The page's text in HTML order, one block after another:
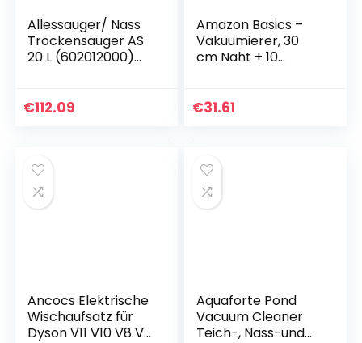
Allessauger/ Nass
Trockensauger AS
20 L (602012000)
starker
€112.09
Amazon Basics –
Vakuumierer, 30
cm Naht + 10
€31.61
Ancocs Elektrische
Wischaufsatz für
Dyson V11 V10 V8 V7
Aquaforte Pond
Vacuum Cleaner
Teich-, Nass-und